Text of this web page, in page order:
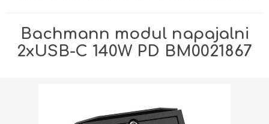
Bachmann modul napajalni
2xUSB-C 140W PD BM0021867